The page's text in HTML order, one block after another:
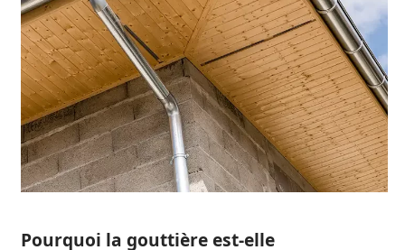
Pourquoi la gouttière est-elle